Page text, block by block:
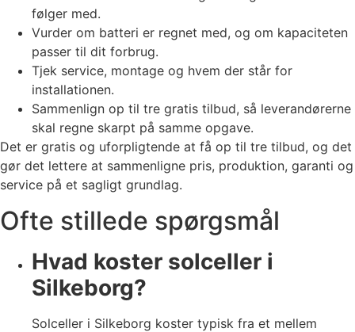
følger med.
Vurder om batteri er regnet med, og om kapaciteten
passer til dit forbrug.
Tjek service, montage og hvem der står for
installationen.
Sammenlign op til tre gratis tilbud, så leverandørerne
skal regne skarpt på samme opgave.
Det er gratis og uforpligtende at få op til tre tilbud, og det
gør det lettere at sammenligne pris, produktion, garanti og
service på et sagligt grundlag.
Ofte stillede spørgsmål
Hvad koster solceller i
Silkeborg?
Solceller i Silkeborg koster typisk fra et mellem